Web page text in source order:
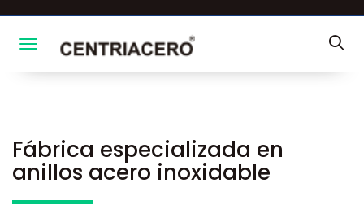
Toggle navigation
Fábrica especializada en
anillos acero inoxidable